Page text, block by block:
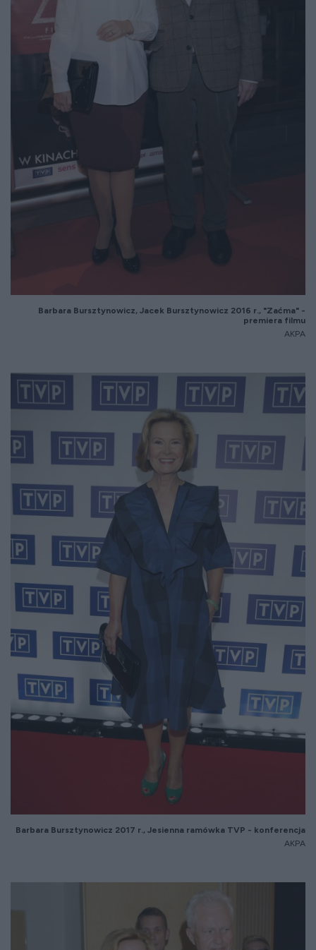
Barbara Bursztynowicz, Jacek Bursztynowicz 2016 r., "Zaćma" -
premiera filmu
AKPA
Barbara Bursztynowicz 2017 r., Jesienna ramówka TVP - konferencja
AKPA